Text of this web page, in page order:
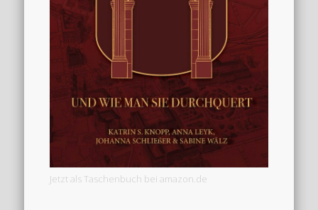
Jetzt als Taschenbuch bei amazon.de